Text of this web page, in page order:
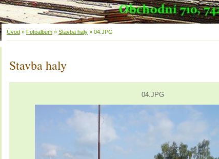
Úvod » Fotoalbum » Stavba haly » 04.JPG
Stavba haly
04.JPG